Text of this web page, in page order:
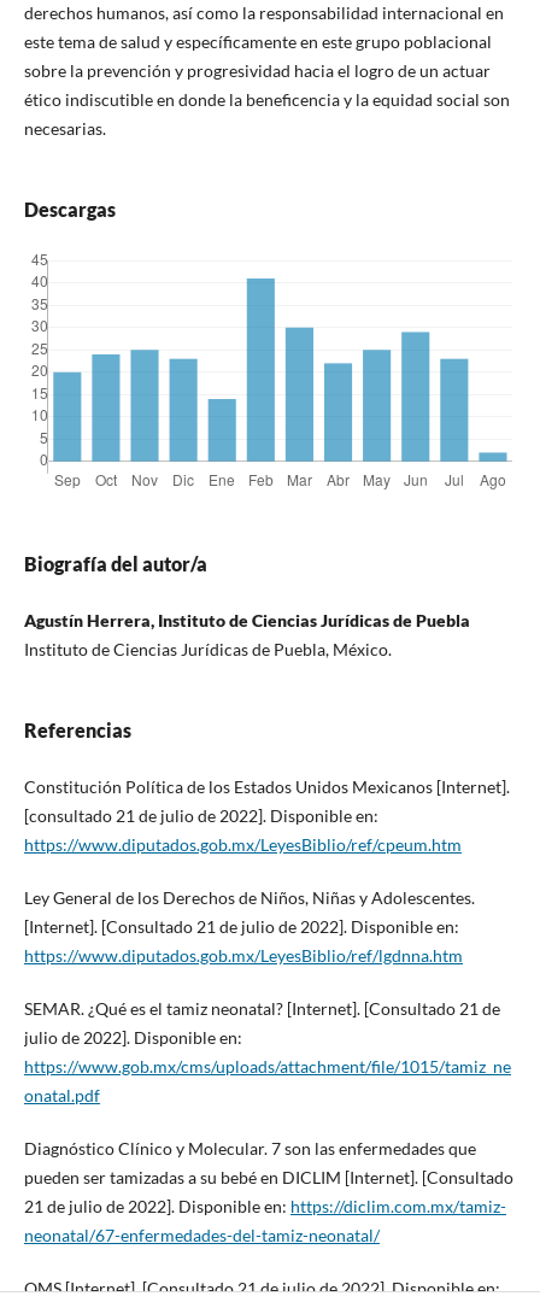
derechos humanos, así como la responsabilidad internacional en
este tema de salud y específicamente en este grupo poblacional
sobre la prevención y progresividad hacia el logro de un actuar
ético indiscutible en donde la beneficencia y la equidad social son
necesarias.
Descargas
Biografía del autor/a
Agustín Herrera, Instituto de Ciencias Jurídicas de Puebla
Instituto de Ciencias Jurídicas de Puebla, México.
Referencias
Constitución Política de los Estados Unidos Mexicanos [Internet].
[consultado 21 de julio de 2022]. Disponible en:
https://www.diputados.gob.mx/LeyesBiblio/ref/cpeum.htm
Ley General de los Derechos de Niños, Niñas y Adolescentes.
[Internet]. [Consultado 21 de julio de 2022]. Disponible en:
https://www.diputados.gob.mx/LeyesBiblio/ref/lgdnna.htm
SEMAR. ¿Qué es el tamiz neonatal? [Internet]. [Consultado 21 de
julio de 2022]. Disponible en:
https://www.gob.mx/cms/uploads/attachment/file/1015/tamiz_ne
onatal.pdf
Diagnóstico Clínico y Molecular. 7 son las enfermedades que
pueden ser tamizadas a su bebé en DICLIM [Internet]. [Consultado
21 de julio de 2022]. Disponible en: https://diclim.com.mx/tamiz-
neonatal/67-enfermedades-del-tamiz-neonatal/
OMS [Internet]. [Consultado 21 de julio de 2022]. Disponible en: